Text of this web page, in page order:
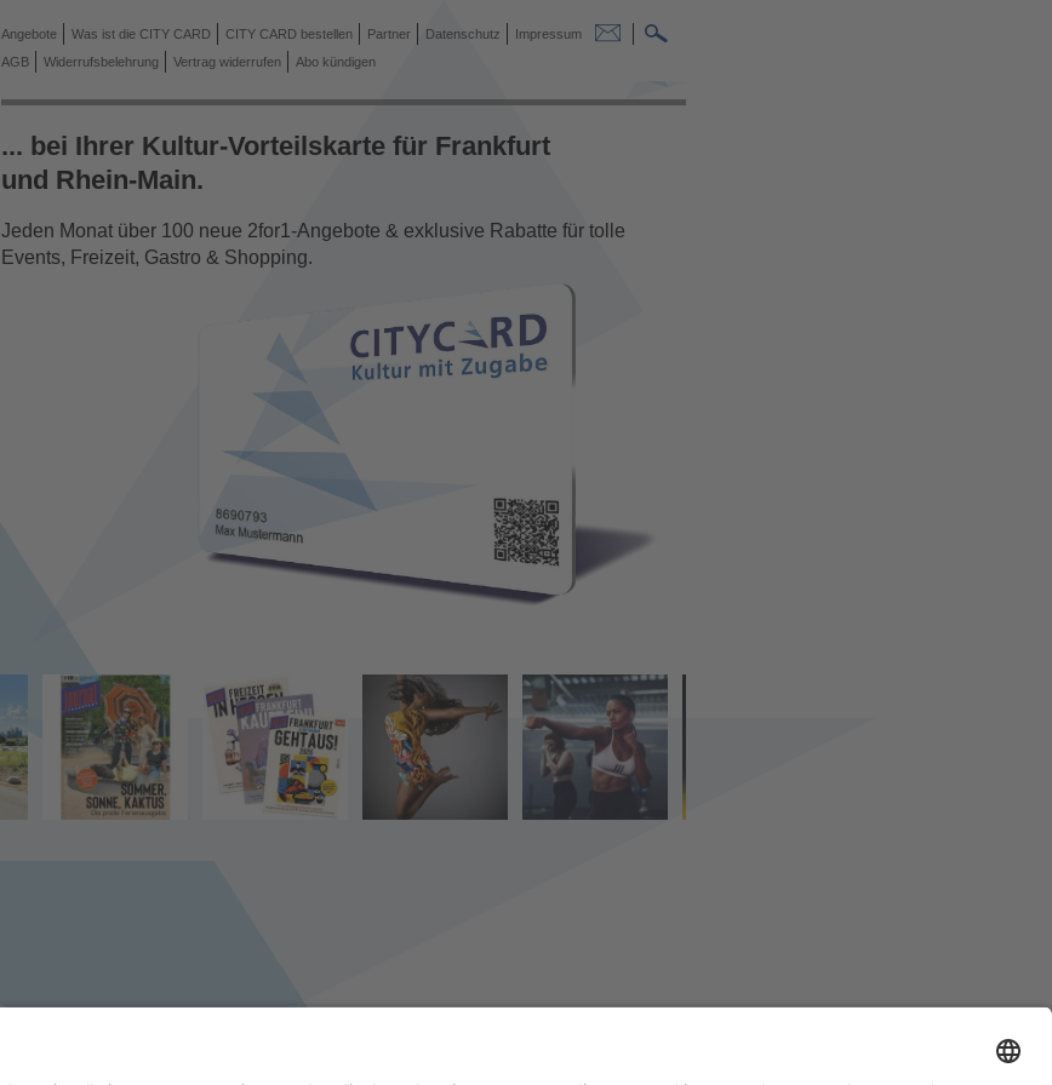
Angebote Was ist die CITY CARD CITY CARD bestellen Partner Datenschutz
Impressum
AGB
Widerrufsbelehrung Vertrag widerrufen Abo kündigen
... bei Ihrer Kultur-Vorteilskarte für Frankfurt
und Rhein-Main.
Jeden Monat über 100 neue 2for1-Angebote & exklusive Rabatte für tolle
Events, Freizeit, Gastro & Shopping.